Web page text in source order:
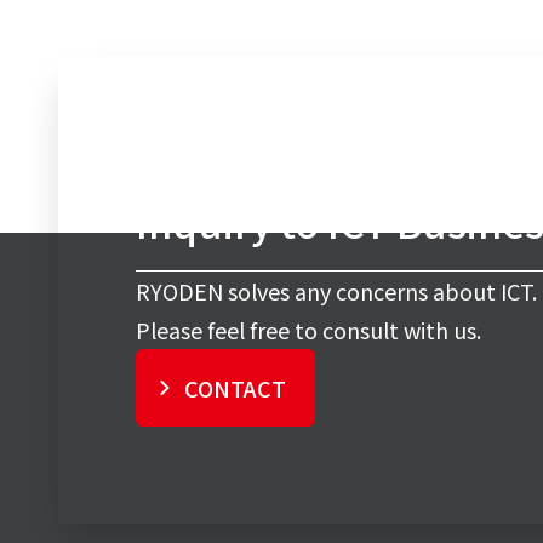
Inquiry to ICT
RYODEN solves any concerns about ICT.
Please feel free to consult with us.
CONTACT